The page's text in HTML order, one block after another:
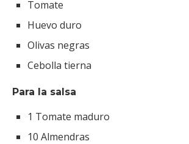
Tomate
Huevo duro
Olivas negras
Cebolla tierna
Para la salsa
1 Tomate maduro
10 Almendras